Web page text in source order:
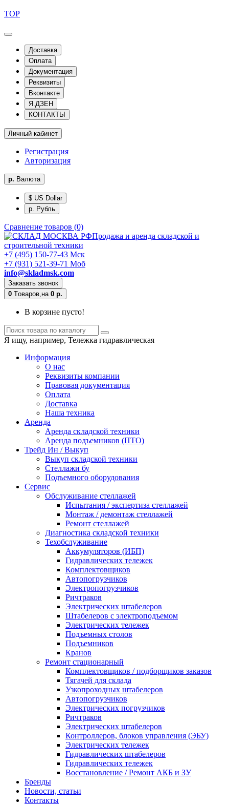
TOP
Доставка
Оплата
Документация
Реквизиты
Вконтакте
Я.ДЗЕН
КОНТАКТЫ
Личный кабинет
Регистрация
Авторизация
р. Валюта
$ US Dollar
р. Рубль
Сравнение товаров (0)
Продажа и аренда складской и
строительной техники
+7 (495) 150-77-43 Мск
+7 (931) 521-39-71 Моб
info@skladmsk.com
Заказать звонок
0 Tоваров,на 0 р.
В корзине пусто!
Я ищу, например, Тележка гидравлическая
Информация
О нас
Реквизиты компании
Правовая документация
Оплата
Доставка
Наша техника
Аренда
Аренда складской техники
Аренда подъемников (ПТО)
Трейд Ин / Выкуп
Выкуп складской техники
Стеллажи бу
Подъемного оборудования
Сервис
Обслуживание стеллажей
Испытания / экспертиза стеллажей
Монтаж / демонтаж стеллажей
Ремонт стеллажей
Диагностика складской техники
Техобслуживание
Аккумуляторов (ИБП)
Гидравлических тележек
Комплектовщиков
Автопогрузчиков
Электропогрузчиков
Ричтраков
Электрических штабелеров
Штабелеров с электроподъемом
Электрических тележек
Подъемных столов
Подъемников
Кранов
Ремонт стационарный
Комплектовщиков / подборщиков заказов
Тягачей для склада
Узкопроходных штабелеров
Автопогрузчиков
Электрических погрузчиков
Ричтраков
Электрических штабелеров
Контроллеров, блоков управления (ЭБУ)
Электрических тележек
Гидравлических штабелеров
Гидравлических тележек
Восстановление / Ремонт АКБ и ЗУ
Бренды
Новости, статьи
Контакты